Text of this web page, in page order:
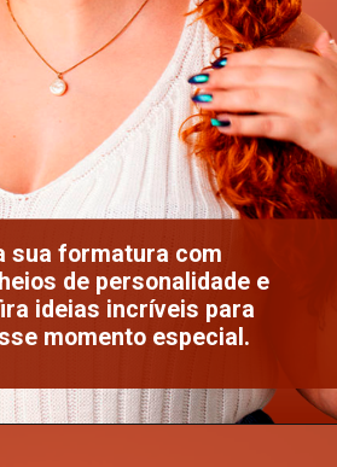
sua formatura com
de personalidade e
ideias incríveis para
momento especial.